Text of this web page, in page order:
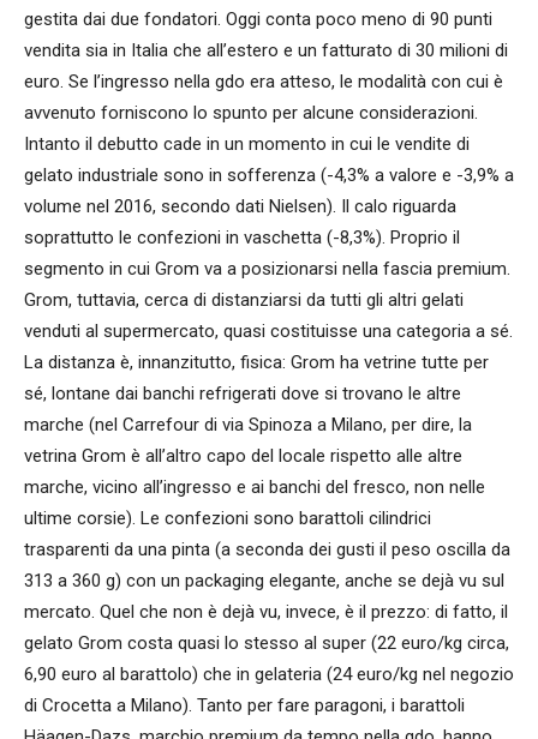
gestita dai due fondatori. Oggi conta poco meno di 90 punti
vendita sia in Italia che all’estero e un fatturato di 30 milioni di
euro. Se l’ingresso nella gdo era atteso, le modalità con cui è
avvenuto forniscono lo spunto per alcune considerazioni.
Intanto il debutto cade in un momento in cui le vendite di
gelato industriale sono in sofferenza (-4,3% a valore e -3,9% a
volume nel 2016, secondo dati Nielsen). Il calo riguarda
soprattutto le confezioni in vaschetta (-8,3%). Proprio il
segmento in cui Grom va a posizionarsi nella fascia premium.
Grom, tuttavia, cerca di distanziarsi da tutti gli altri gelati
venduti al supermercato, quasi costituisse una categoria a sé.
La distanza è, innanzitutto, fisica: Grom ha vetrine tutte per
sé, lontane dai banchi refrigerati dove si trovano le altre
marche (nel Carrefour di via Spinoza a Milano, per dire, la
vetrina Grom è all’altro capo del locale rispetto alle altre
marche, vicino all’ingresso e ai banchi del fresco, non nelle
ultime corsie). Le confezioni sono barattoli cilindrici
trasparenti da una pinta (a seconda dei gusti il peso oscilla da
313 a 360 g) con un packaging elegante, anche se dejà vu sul
mercato. Quel che non è dejà vu, invece, è il prezzo: di fatto, il
gelato Grom costa quasi lo stesso al super (22 euro/kg circa,
6,90 euro al barattolo) che in gelateria (24 euro/kg nel negozio
di Crocetta a Milano). Tanto per fare paragoni, i barattoli